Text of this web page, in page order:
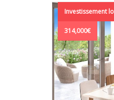
Investissement
314,000€